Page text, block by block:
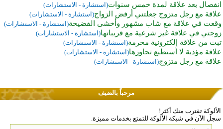
انفصال بعد علاقة لمدة خمس سنوات(استشارة - الاستشارات)
علاقة مع رجل متزوج جعلتني أرفض الزواج(استشارة - الاستشارات)
وقعت في علاقة مع شاب مشهور وأخشى الفضيحة(استشارة - الاستشارات)
زوجتي في علاقة غير شرعية مع قريباتها(استشارة - الاستشارات)
تبت من علاقة إلكترونية محرمة(استشارة - الاستشارات)
علاقة مؤذية لا أستطيع تجاوزها(استشارة - الاستشارات)
علاقة مع رجل متزوج(استشارة - الاستشارات)
مرحباً بالضيف
الألوكة تقترب منك أكثر!
سجل الآن في شبكة الألوكة للتمتع بخدمات مميزة.